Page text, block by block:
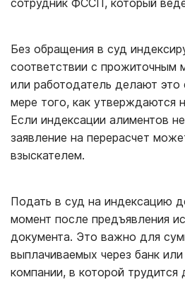
сотрудник ФССП, который
Без обращения в суд
соответствии с
или работодатель делают это
мере того, как утверждаются
Если индексации алиментов
заявление на перерасчет
взыскателем.
Подать в суд на индексацию
момент после предъявления
документа. Это важно для
выплачиваемых через банк или
компании, в которой трудится